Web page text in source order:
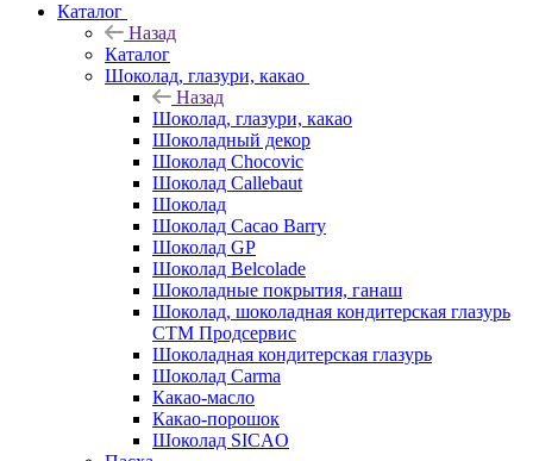
Каталог
Назад
Каталог
Шоколад, глазури, какао
Назад
Шоколад, глазури, какао
Шоколадный декор
Шоколад Chocovic
Шоколад Callebaut
Шоколад
Шоколад Cacao Barry
Шоколад GP
Шоколад Belcolade
Шоколадные покрытия, ганаш
Шоколад, шоколадная кондитерская глазурь
СТМ Продсервис
Шоколадная кондитерская глазурь
Шоколад Carma
Какао-масло
Какао-порошок
Шоколад SICAO